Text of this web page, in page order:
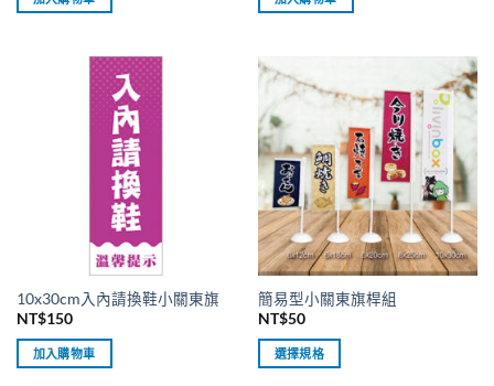
10x30cm入內請換鞋小關東旗
NT$150
加入購物車
簡易型小關東旗桿組
NT$50
選擇規格